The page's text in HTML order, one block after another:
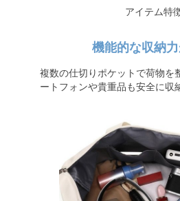
アイテム特
機能的な収納
複数の仕切りポケットで荷物を
ートフォンや貴重品も安全に収